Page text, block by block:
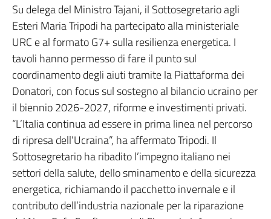
Su delega del Ministro Tajani, il Sottosegretario agli
Esteri Maria Tripodi ha partecipato alla ministeriale
URC e al formato G7+ sulla resilienza energetica. I
tavoli hanno permesso di fare il punto sul
coordinamento degli aiuti tramite la Piattaforma dei
Donatori, con focus sul sostegno al bilancio ucraino per
il biennio 2026-2027, riforme e investimenti privati.
“L’Italia continua ad essere in prima linea nel percorso
di ripresa dell’Ucraina”, ha affermato Tripodi. Il
Sottosegretario ha ribadito l’impegno italiano nei
settori della salute, dello sminamento e della sicurezza
energetica, richiamando il pacchetto invernale e il
contributo dell’industria nazionale per la riparazione